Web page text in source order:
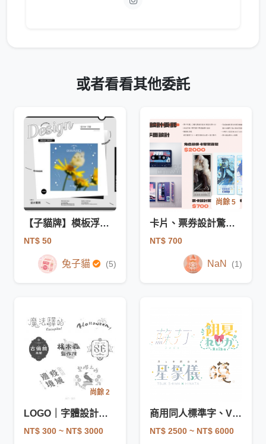
或者看看其他委託
【子貓牌】模板浮水印 太陽雨 於美好中哭泣系列
NT$ 50
兔子貓 (5)
尚餘 5
卡片、票券設計驚喜包
NT$ 700
NaN (1)
尚餘 2
LOGO｜字體設計｜手寫字
NT$ 300 ~ NT$ 3000
商用同人標準字、Vtuber標準字設計
NT$ 2500 ~ NT$ 6000